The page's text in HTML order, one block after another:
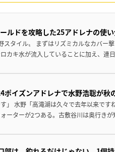
ルドを攻略した25アドレナの使
タイル〟 まずはリズミカルなカバー
カキ水が流入していることに加え、連
ポイズンアドレナで水野浩聡が秋
」 水野「高滝湖は久々で去年以来で
ーターが2つある。古敷谷川は奥行き